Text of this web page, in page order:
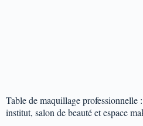
Table de maquillage
institut, salon de beauté et espace